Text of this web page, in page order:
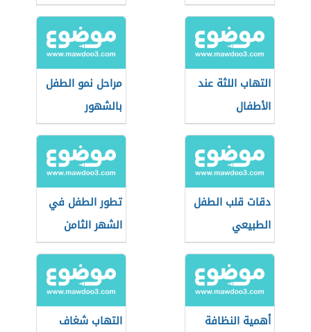
التهاب اللثة عند
الأطفال
مراحل نمو الطفل
بالشهور
دقات قلب الطفل
الطبيعي
تطور الطفل في
الشهر الثامن
أهمية النظافة
التهاب شغاف